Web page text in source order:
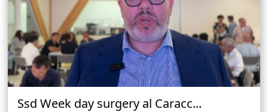
Ssd Week day surgery al Caracc...